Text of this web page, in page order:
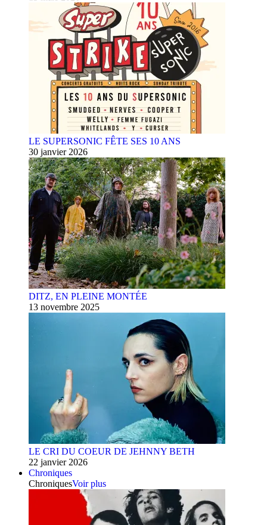
LE SUPERSONIC FÊTE SES 10 ANS
30 janvier 2026
DITZ, EN PLEINE MONTÉE
13 novembre 2025
LE CRI DU COEUR DE JEHNNY BETH
22 janvier 2026
Chroniques
ChroniquesVoir plus